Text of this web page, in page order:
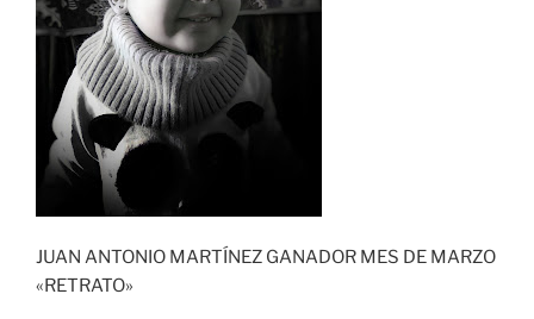
JUAN ANTONIO MARTÍNEZ GANADOR MES DE MARZO
«RETRATO»